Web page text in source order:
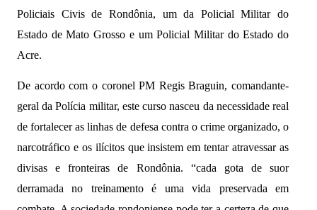
Policiais Civis de Rondônia, um da Policial Militar do
Estado de Mato Grosso e um Policial Militar do Estado do
Acre.
De acordo com o coronel PM Regis Braguin, comandante-
geral da Polícia militar, este curso nasceu da necessidade real
de fortalecer as linhas de defesa contra o crime organizado, o
narcotráfico e os ilícitos que insistem em tentar atravessar as
divisas e fronteiras de Rondônia. “cada gota de suor
derramada no treinamento é uma vida preservada em